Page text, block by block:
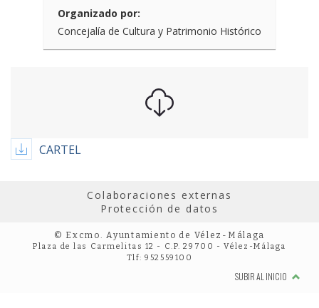
Organizado por:
Concejalía de Cultura y Patrimonio Histórico
CARTEL
Colaboraciones externas
Protección de datos
© Excmo. Ayuntamiento de Vélez-Málaga
Plaza de las Carmelitas 12 - C.P. 29700 - Vélez-Málaga
Tlf: 952559100
SUBIR AL INICIO